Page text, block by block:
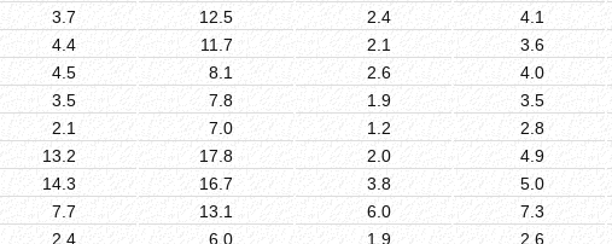
3.7 12.5 2.4 4.1
4.4 11.7 2.1 3.6
4.5 8.1 2.6 4.0
3.5 7.8 1.9 3.5
2.1 7.0 1.2 2.8
13.2 17.8 2.0 4.9
14.3 16.7 3.8 5.0
7.7 13.1 6.0 7.3
2.4 6.0 1.9 2.6